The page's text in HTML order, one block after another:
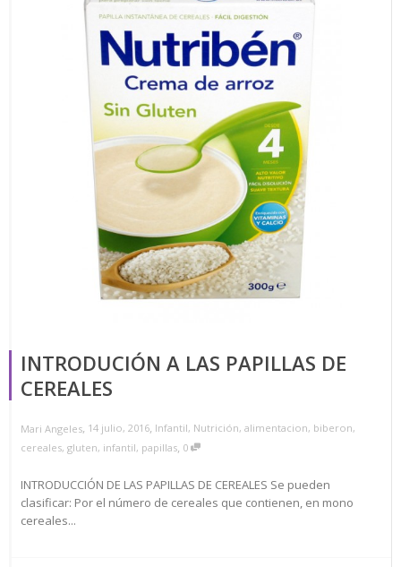
INTRODUCIÓN A LAS PAPILLAS DE
CEREALES
Mari Angeles, 14 julio, 2016, Infantil, Nutrición, alimentacion, biberon,
cereales, gluten, infantil, papillas 0
INTRODUCCIÓN DE LAS PAPILLAS DE CEREALES Se pueden
clasificar: Por el número de cereales que contienen, en mono
cereales...